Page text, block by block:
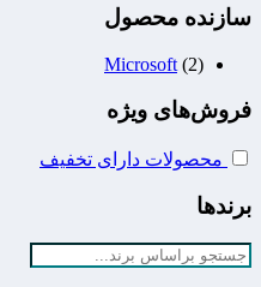
سازنده محصول
Microsoft (2)
فروش‌های ویژه
محصولات دارای تخفیف
برندها